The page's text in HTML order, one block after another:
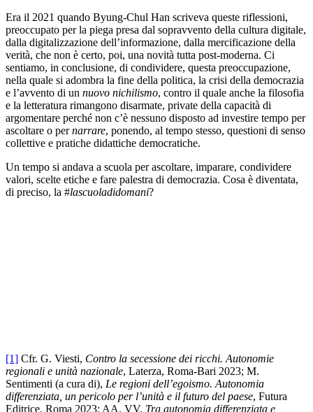
Era il 2021 quando Byung-Chul Han scriveva queste riflessioni,
preoccupato per la piega presa dal sopravvento della cultura digitale,
dalla digitalizzazione dell’informazione, dalla mercificazione della
verità, che non è certo, poi, una novità tutta post-moderna. Ci
sentiamo, in conclusione, di condividere, questa preoccupazione,
nella quale si adombra la fine della politica, la crisi della democrazia
e l’avvento di un nuovo nichilismo, contro il quale anche la filosofia
e la letteratura rimangono disarmate, private della capacità di
argomentare perché non c’è nessuno disposto ad investire tempo per
ascoltare o pernarrare, ponendo, al tempo stesso, questioni di senso
collettive e pratiche didattiche democratiche.
Un tempo si andava a scuola per ascoltare, imparare, condividere
valori, scelte etiche e fare palestra di democrazia. Cosa è diventata,
di preciso, la #lascuoladidomani?
[1] Cfr. G. Viesti, Contro la secessione dei ricchi. Autonomie
regionali e unità nazionale, Laterza, Roma-Bari 2023; M.
Sentimenti (a cura di), Le regioni dell’egoismo. Autonomia
differenziata, un pericolo per l’unità e il futuro del paese, Futura
Editrice, Roma 2023; AA. VV, Tra autonomia differenziata e